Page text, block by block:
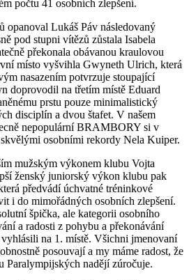
počtu 41 osobních zlepšení.
opanoval Lukáš Páv následovaný
pod stupni vítězů zůstala Isabela
překonala obávanou kraulovou
místo vyšvihla Gwyneth Ulrich, která
nasazením potvrzuje stoupající
doprovodil na třetím místě Eduard
prstu pouze minimalistický
disciplín a dvou štafet. V našem
nepopulární BRAMBORY si v
osobními rekordy Nela Kuiper.
mužským výkonem klubu Vojta
ženský juniorský výkon klubu pak
předvádí úchvatné tréninkové
i do mimořádných osobních zlepšení.
špička, ale kategorii osobního
a radosti z pohybu a překonávání
na 1. místě. Všichni jmenovaní
posouvají a my máme radost, že
Paralympijských nadějí zúročuje.